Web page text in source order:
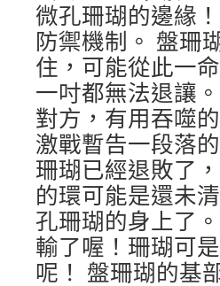
微孔珊瑚的邊緣
防禦機制。 盤珊
住，可能從此一
一吋都無法退讓
對方，有用吞噬
激戰暫告一段落
珊瑚已經退敗了
的環可能是還未
孔珊瑚的身上了
輸了喔！珊瑚可
呢！ 盤珊瑚的基